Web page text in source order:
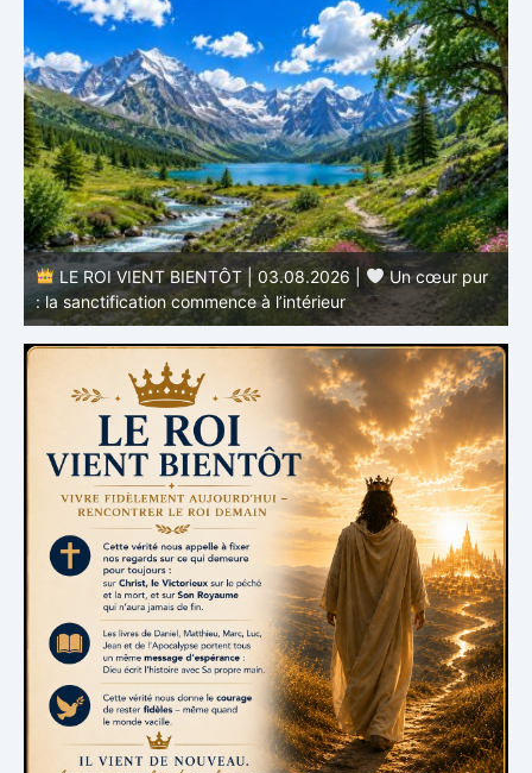
LE ROI VIENT BIENTÔT | 03.08.2026 |
Un cœur pur
: la sanctification commence à l’intérieur